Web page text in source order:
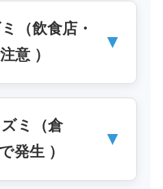
（飲食店・
意 ）
▼
ミ（倉
発生 ）
▼